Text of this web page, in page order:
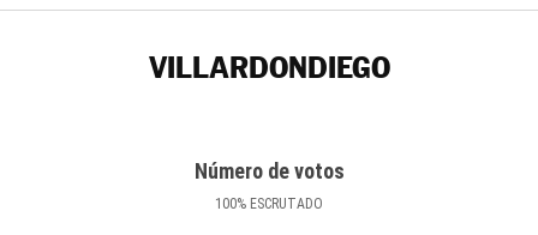
VILLARDONDIEGO
Número de votos
100% ESCRUTADO